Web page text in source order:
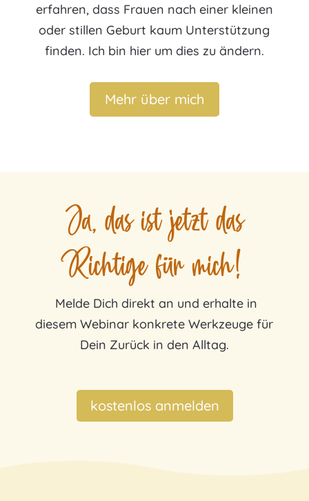
erfahren, dass Frauen nach einer kleinen
oder stillen Geburt kaum Unterstützung
finden. Ich bin hier um dies zu ändern.
Mehr über mich
Ja, das ist jetzt das
Richtige für mich!
Melde Dich direkt an und erhalte in
diesem Webinar konkrete Werkzeuge für
Dein Zurück in den Alltag.
kostenlos anmelden